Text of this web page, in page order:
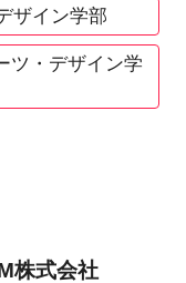
ザイン学部
ツ・デザイン学
株式会社